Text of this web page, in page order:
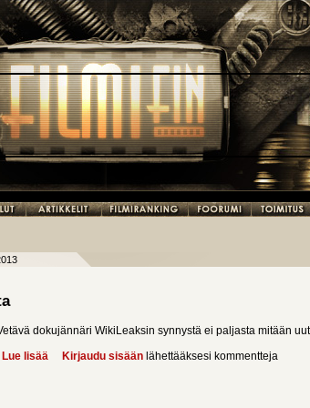
dokujännäri WikiLeaksin synnystä ei paljasta mitään
Lue lisää about Viides valta
Kirjaudu sisään lähettääksesi kommentteja